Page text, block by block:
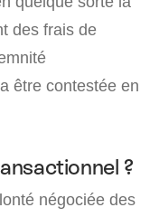
des frais de
être contestée en
?
négociée des